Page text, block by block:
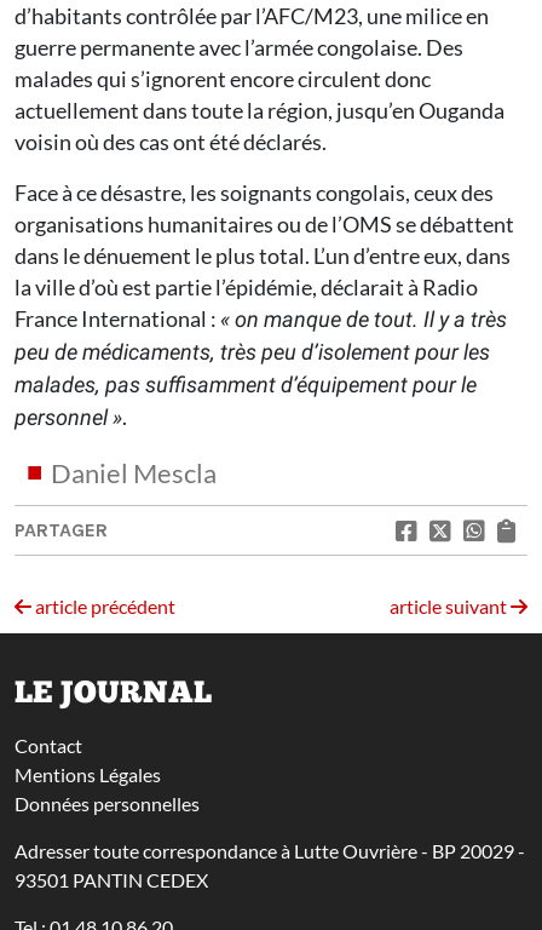
d’habitants contrôlée par l’AFC/M23, une milice en
guerre permanente avec l’armée congolaise. Des
malades qui s’ignorent encore circulent donc
actuellement dans toute la région, jusqu’en Ouganda
voisin où des cas ont été déclarés.
Face à ce désastre, les soignants congolais, ceux des
organisations humanitaires ou de l’OMS se débattent
dans le dénuement le plus total. L’un d’entre eux, dans
la ville d’où est partie l’épidémie, déclarait à Radio
France International : « on manque de tout. Il y a très
peu de médicaments, très peu d’isolement pour les
malades, pas suffisamment d’équipement pour le
personnel ».
Daniel Mescla
PARTAGER
article précédent article suivant
LE JOURNAL
Contact
Mentions Légales
Données personnelles
Adresser toute correspondance à Lutte Ouvrière - BP 20029 -
93501 PANTIN CEDEX